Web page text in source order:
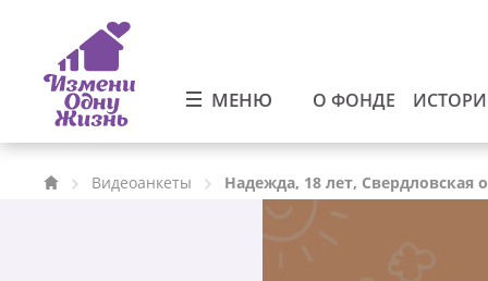
МЕНЮ О ФОНДЕ
Видеоанкеты Надежда, 18 лет, Свердловская